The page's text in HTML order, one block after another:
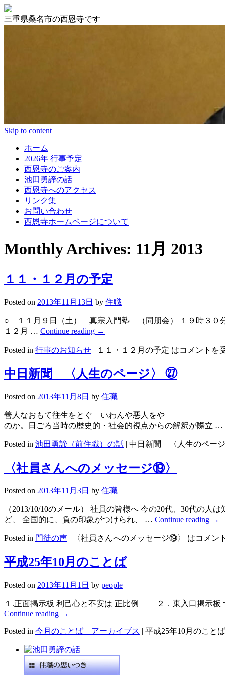
三重県桑名市の西恩寺です
Skip to content
ホーム
2026年 行事予定
西恩寺のご案内
池田勇諦の話
西恩寺へのアクセス
リンク集
お問い合わせ
西恩寺ホームページについて
Monthly Archives: 11月 2013
１１・１２月の予定
Posted on 2013年11月13日 by 住職
○ １１月９日（土） 真宗入門塾 （同朋会） １９時
１２月 … Continue reading →
Posted in 行事のお知らせ | １１・１２月の予定 はコメントを
中日新聞 〈人生のページ〉 ㉗
Posted on 2013年11月8日 by 住職
善人なおもて往生をとぐ いわんや悪人をや
のか。日ごろ当時の歴史的・社会的視点からの解釈が際立 …
Posted in 池田勇諦（前住職）の話 | 中日新聞 〈人生のペー
〈社員さんへのメッセージ⑲〉
Posted on 2013年11月3日 by 住職
（2013/10/10のメール） 社員の皆様へ 今の20代、30代の
ど、 全国的に、負の印象がつけられ、 … Continue reading →
Posted in 門徒の声 | 〈社員さんへのメッセージ⑲〉 はコメン
平成25年10月のことば
Posted on 2013年11月1日 by people
１.正面掲示板 利己心と不安は 正比例 ２．東入口掲示
Continue reading →
Posted in 今月のことば アーカイブス | 平成25年10月のこと